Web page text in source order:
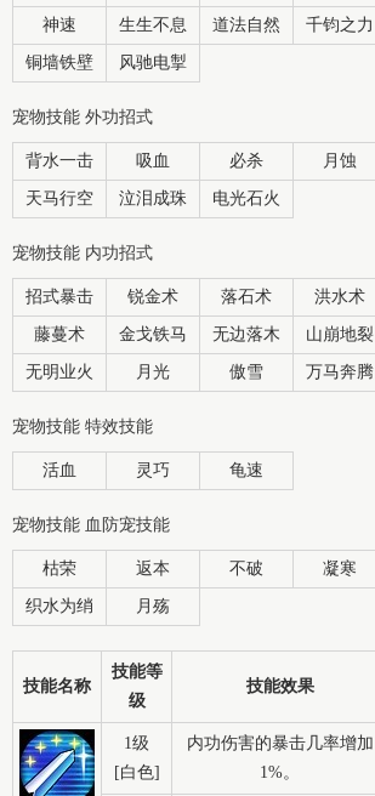
神速 生生不息 道法自然 千钧之力
铜墙铁壁 风驰电掣
宠物技能 外功招式
背水一击 吸血 必杀 月蚀
天马行空 泣泪成珠 电光石火
宠物技能 内功招式
招式暴击 锐金术 落石术 洪水术
藤蔓术 金戈铁马 无边落木 山崩地裂
无明业火 月光 傲雪 万马奔腾
宠物技能 特效技能
活血 灵巧 龟速
宠物技能 血防宠技能
枯荣 返本 不破 凝寒
织水为绡 月殇
技能名称
技能等
级
技能效果
1级
[白色]
内功伤害的暴击几率增加
1%。